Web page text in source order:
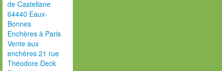
de Castellane
64440 Eaux-
Bonnes
Enchères à Paris
Vente aux
enchères 21 rue
Théodore Deck